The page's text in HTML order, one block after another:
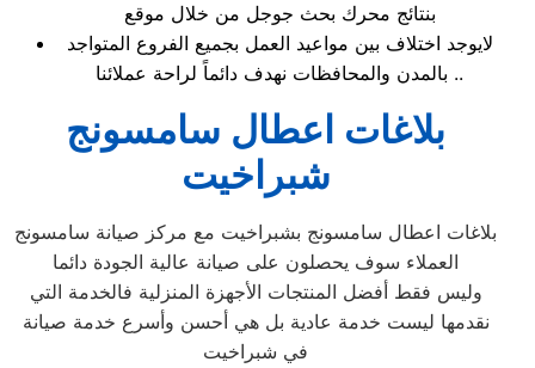
بنتائج محرك بحث جوجل من خلال موقع
لايوجد اختلاف بين مواعيد العمل بجميع الفروع المتواجد
بالمدن والمحافظات نهدف دائماً لراحة عملائنا ..
بلاغات اعطال سامسونج
شبراخيت
بلاغات اعطال سامسونج بشبراخيت مع مركز صيانة سامسونج
العملاء سوف يحصلون على صيانة عالية الجودة دائما
وليس فقط أفضل المنتجات الأجهزة المنزلية فالخدمة التي
نقدمها ليست خدمة عادية بل هي أحسن وأسرع خدمة صيانة
في شبراخيت